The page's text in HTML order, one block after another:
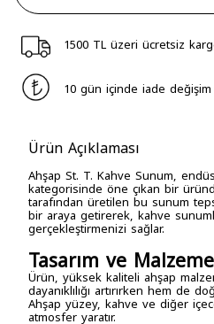
1500 TL üzeri ücretsiz
10 gün içinde iade değişim
Ürün Açıklaması
Ahşap St. T. Kahve Sunum,
kategorisinde öne çıkan bir
tarafından üretilen bu sunum
bir araya getirerek, kahve
gerçekleştirmenizi sağlar.
Tasarım ve Malzeme
Ürün, yüksek kaliteli ahşap
dayanıklılığı artırırken hem de
Ahşap yüzey, kahve ve diğer
atmosfer yaratır.